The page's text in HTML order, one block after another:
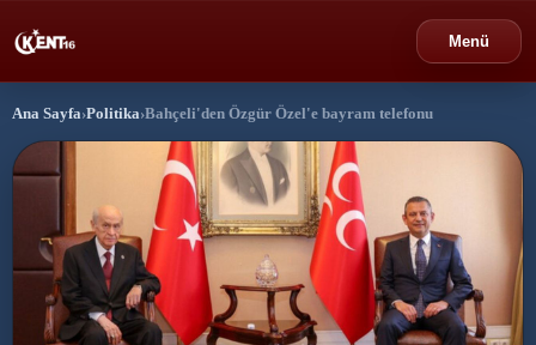
Menü
Bursa
Gündem
Politika
Spor ›
Ana Sayfa›Politika›Bahçeli'den Özgür Özel'e bayram telefonu